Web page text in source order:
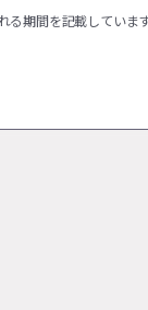
る期間を記載してい